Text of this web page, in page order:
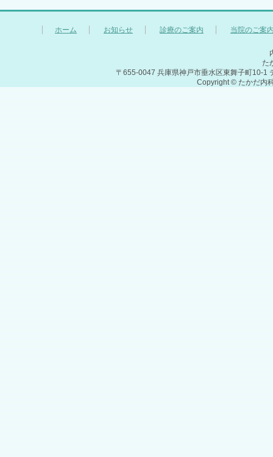
ホーム お知らせ 診療のご案内 当院のご案
た
〒655-0047 兵庫県神戸市垂水区東舞子町10-
Copyright © たかだ内